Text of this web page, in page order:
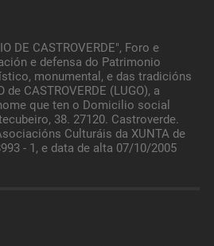
DE CASTROVERDE", Foro e
e defensa do Patrimonio
monumental, e das tradicións
CASTROVERDE (LUGO), a
que ten o Domicilio social
38. 27120. Castroverde.
Culturáis da XUNTA de
- 1, e data de alta 07/10/2005